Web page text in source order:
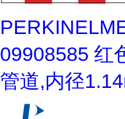
09908585 红
管道,内径